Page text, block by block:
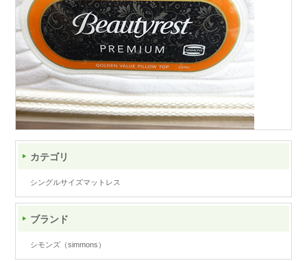
カテゴリ
シングルサイズマットレス
ブランド
シモンズ（simmons）